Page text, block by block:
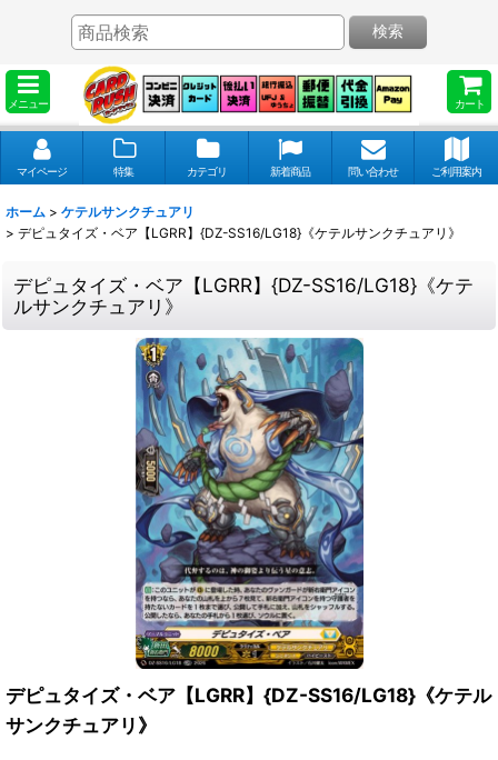
メニュー カート
検索
マイページ 特集 カテゴリ 新着商品 問い合わせ ご利用案内
ホーム > ケテルサンクチュアリ
> デピュタイズ・ベア【LGRR】{DZ-SS16/LG18}《ケテルサンクチュアリ》
デピュタイズ・ベア【LGRR】{DZ-SS16/LG18}《ケテ
ルサンクチュアリ》
デピュタイズ・ベア【LGRR】{DZ-SS16/LG18}《ケテル
サンクチュアリ》